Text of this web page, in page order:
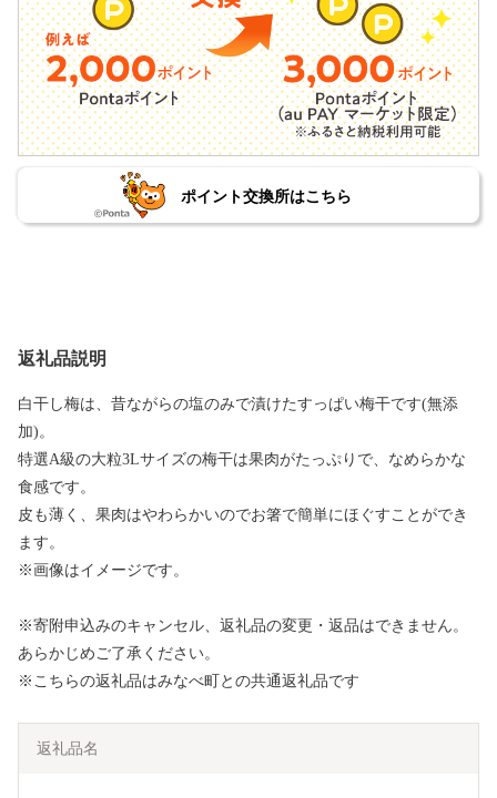
ポイント交換所はこちら
返礼品説明
白干し梅は、昔ながらの塩のみで漬けたすっぱい梅干です(無添
加)。
特選A級の大粒3Lサイズの梅干は果肉がたっぷりで、なめらかな
食感です。
皮も薄く、果肉はやわらかいのでお箸で簡単にほぐすことができ
ます。
※画像はイメージです。
※寄附申込みのキャンセル、返礼品の変更・返品はできません。
あらかじめご了承ください。
※こちらの返礼品はみなべ町との共通返礼品です
返礼品名